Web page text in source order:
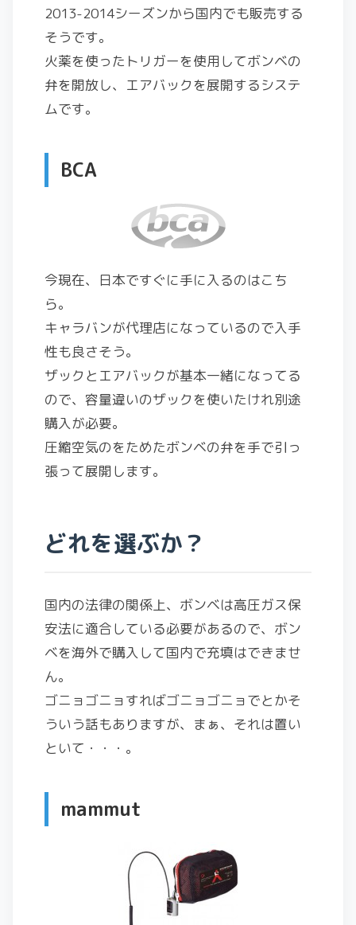
2013-2014シーズンから国内でも販売する
そうです。
火薬を使ったトリガーを使用してボンベの
弁を開放し、エアバックを展開するシステ
ムです。
BCA
今現在、日本ですぐに手に入るのはこち
ら。
キャラバンが代理店になっているので入手
性も良さそう。
ザックとエアバックが基本一緒になってる
ので、容量違いのザックを使いたけれ別途
購入が必要。
圧縮空気のをためたボンベの弁を手で引っ
張って展開します。
どれを選ぶか？
国内の法律の関係上、ボンベは高圧ガス保
安法に適合している必要があるので、ボン
ベを海外で購入して国内で充填はできませ
ん。
ゴニョゴニョすればゴニョゴニョでとかそ
ういう話もありますが、まぁ、それは置い
といて・・・。
mammut